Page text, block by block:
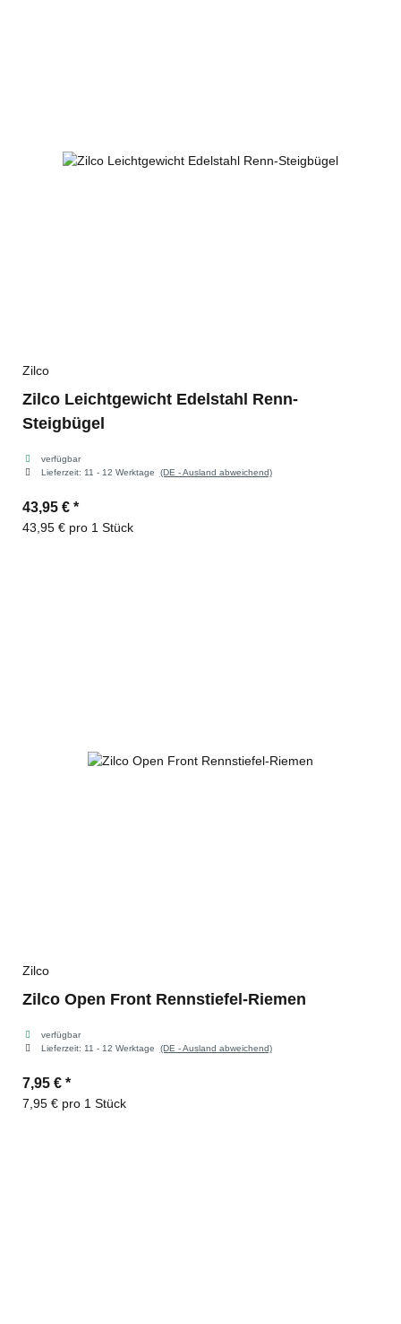
Zilco
Zilco Leichtgewicht Edelstahl Renn-
Steigbügel
verfügbar
Lieferzeit: 11 - 12 Werktage (DE - Ausland abweichend)
43,95 € *
43,95 € pro 1 Stück
Zilco
Zilco Open Front Rennstiefel-Riemen
verfügbar
Lieferzeit: 11 - 12 Werktage (DE - Ausland abweichend)
7,95 € *
7,95 € pro 1 Stück